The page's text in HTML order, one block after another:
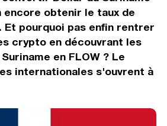
encore obtenir le taux de
Et pourquoi pas enfin rentrer
crypto en découvrant les
en FLOW ? Le
internationales s'ouvrent à